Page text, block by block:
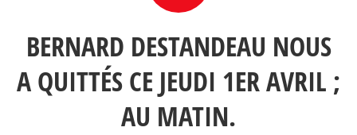
BERNARD DESTANDEAU NOUS
A QUITTÉS CE JEUDI 1ER AVRIL ;
AU MATIN.